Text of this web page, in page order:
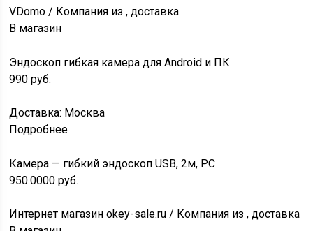
VDomo / Компания из , доставка
В магазин
Эндоскоп гибкая камера для Android и ПК
990руб.
Доставка: Москва
Подробнее
Камера — гибкий эндоскоп USB, 2м, PC
950.0000руб.
Интернет магазин okey-sale.ru / Компания из , доставка